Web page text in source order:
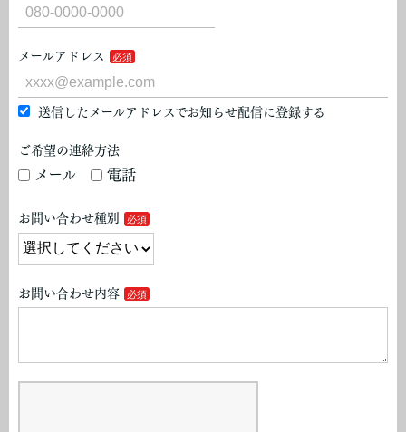
メールアドレス
送信したメールアドレスでお知らせ配信に登録する
ご希望の連絡方法
メール 電話
お問い合わせ種別
お問い合わせ内容